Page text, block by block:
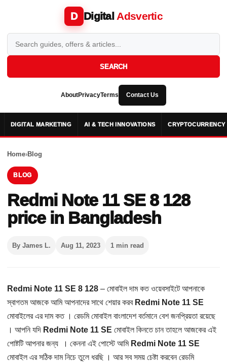
D Digital Adsvertic
SEARCH
AboutPrivacyTerms Contact Us
DIGITAL MARKETING AI & TECH INNOVATIONS CRYPTOCURRENCY
Home›Blog
BLOG
Redmi Note 11 SE 8 128
price in Bangladesh
By James L. Aug 11, 2023 1 min read
Redmi Note 11 SE 8 128 – মোবাইল দাম কত ওয়েবসাইটে আপনাকে
স্বাগতম আজকে আমি আপনাদের সাথে শেয়ার করব Redmi Note 11 SE
মোবাইলের এর দাম কত । রেডমি মোবাইল বাংলাদেশ বর্তমানে বেশ জনপ্রিয়তা রয়েছে
। আপনি যদি Redmi Note 11 SE মোবাইল কিনতে চান তাহলে আজকের এই
পোষ্টটি আপনার জন্য । কেননা এই পোস্টে আমি Redmi Note 11 SE
মোবাইল এর সঠিক দাম নিচে তুলে ধরছি । আর সব সময় চেষ্টা করবেন রেডমি